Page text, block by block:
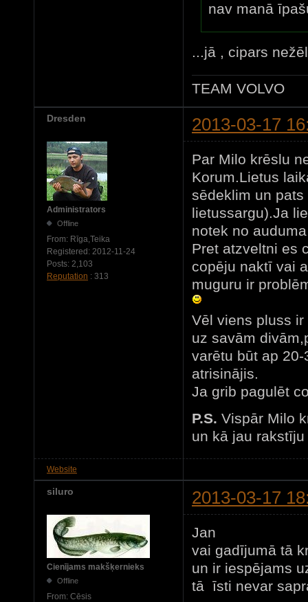
nav manā
...jā , cipars
TEAM VOLVO
Dresden 2013-03-17
Administrators
Offline
From: Rīga,Teika
Registered: 2012-11-24
Posts: 2,103
Reputation : 313
Par Milo krēslu
Korum.Lietus
sēdeklim un
lietussargu).Ja
notek no
Pret atzveltni es
copēju naktī vai
muguru ir
Vēl viens pluss
uz savām
varētu būt ap
atrisinājis.
Ja grib pagulēt
P.S. Vispār Milo
un kā jau
Website
siluro 2013-03-17
Cienījams makšķernieks
Offline
From: Cēsis
Jan
vai gadījumā tā
un ir iespējams
tā īsti nevar